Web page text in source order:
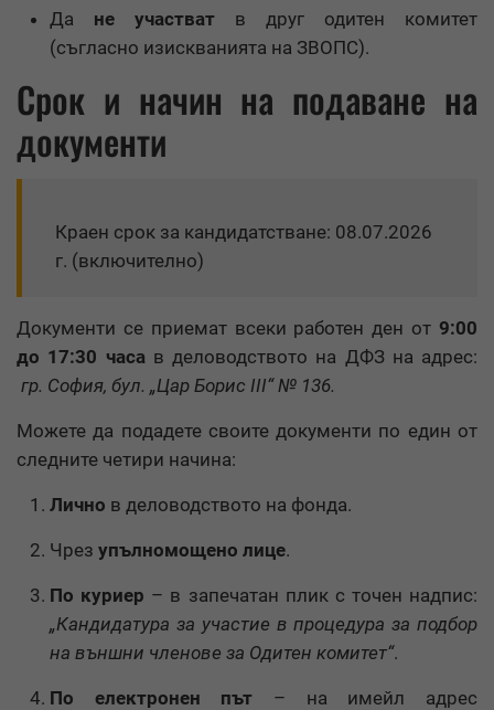
Да не участват в друг одитен комитет
(съгласно изискванията на ЗВОПС).
Срок и начин на подаване на
документи
Краен срок за кандидатстване: 08.07.2026
г. (включително)
Документи се приемат всеки работен ден от 9:00
до 17:30 часа в деловодството на ДФЗ на адрес:
гр. София, бул. „Цар Борис ІІІ“ № 136.
Можете да подадете своите документи по един от
следните четири начина:
Лично в деловодството на фонда.
Чрез упълномощено лице.
По куриер – в запечатан плик с точен надпис:
„Кандидатура за участие в процедура за подбор
на външни членове за Одитен комитет“.
По електронен път – на имейл адрес